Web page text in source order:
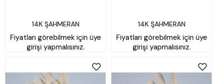
14K ŞAHMERAN
Fiyatları görebilmek için üye
girişi yapmalısınız.
14K ŞAHMERAN
Fiyatları görebilmek için üye
girişi yapmalısınız.